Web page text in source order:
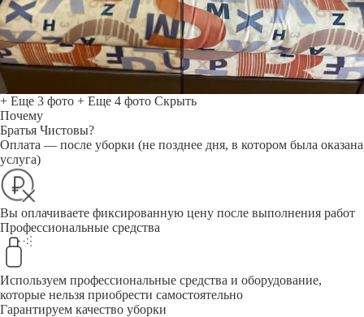
+ Еще 3 фото + Еще 4 фото Скрыть
Почему
Братья Чистовы?
Оплата — после уборки (не позднее дня, в котором была оказана
услуга)
Вы оплачиваете фиксированную цену после выполнения работ
Профессиональные средства
Используем профессиональные средства и оборудование,
которые нельзя приобрести самостоятельно
Гарантируем качество уборки